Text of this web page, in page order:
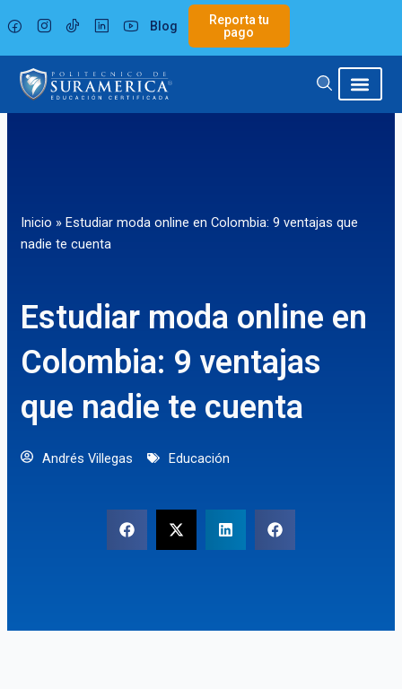
al
contenido
Blog
Reporta tu
pago
Inicio » Estudiar moda online en Colombia: 9 ventajas que
nadie te cuenta
Estudiar moda online en
Colombia: 9 ventajas
que nadie te cuenta
Andrés Villegas Educación